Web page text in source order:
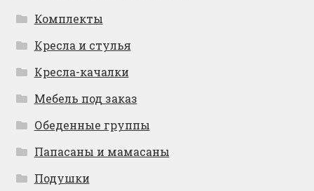
Комплекты
Кресла и стулья
Кресла-качалки
Мебель под заказ
Обеденные группы
Папасаны и мамасаны
Подушки